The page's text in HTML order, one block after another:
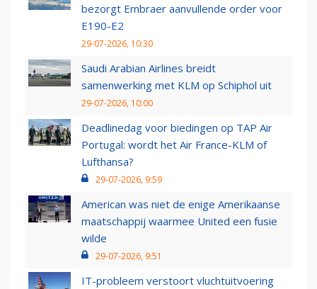
bezorgt Embraer aanvullende order voor
E190-E2
29-07-2026, 10:30
Saudi Arabian Airlines breidt
samenwerking met KLM op Schiphol uit
29-07-2026, 10:00
Deadlinedag voor biedingen op TAP Air
Portugal: wordt het Air France-KLM of
Lufthansa?
29-07-2026, 9:59
American was niet de enige Amerikaanse
maatschappij waarmee United een fusie
wilde
29-07-2026, 9:51
IT-probleem verstoort vluchtuitvoering